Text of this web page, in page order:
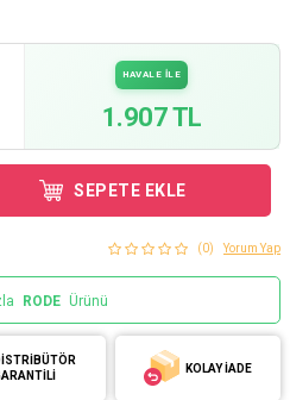
HAVALE İLE
1.907 TL
SEPETE EKLE
(0) Yorum Yap
RODE Ürünü
KOLAY İADE